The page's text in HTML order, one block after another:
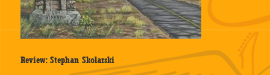
Review: Stephan Skolarski